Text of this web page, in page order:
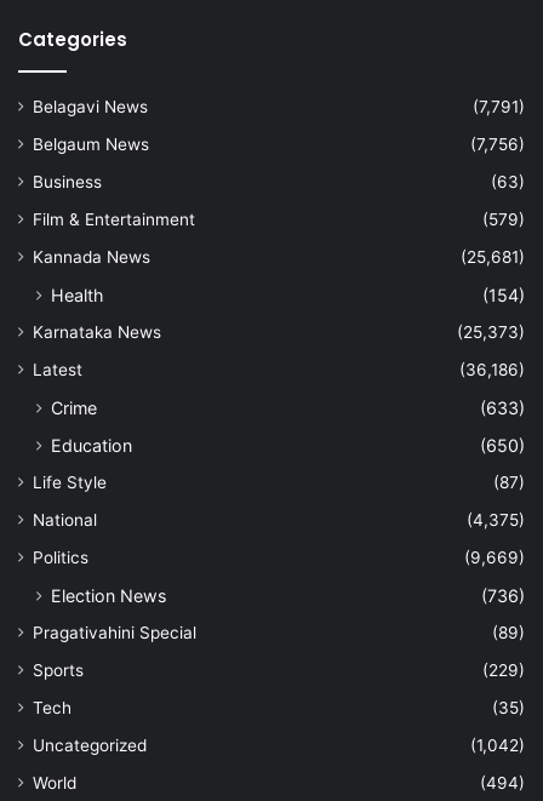
Categories
Belagavi News
(7,791)
Belgaum News
(7,756)
Business
(63)
Film & Entertainment
(579)
Kannada News
(25,681)
Health (154)
Karnataka News
(25,373)
Latest
(36,186)
Crime
(633)
Education
(650)
Life Style
(87)
National
(4,375)
Politics
(9,669)
Election News (736)
Pragativahini Special
(89)
Sports
(229)
Tech
(35)
Uncategorized
(1,042)
World
(494)